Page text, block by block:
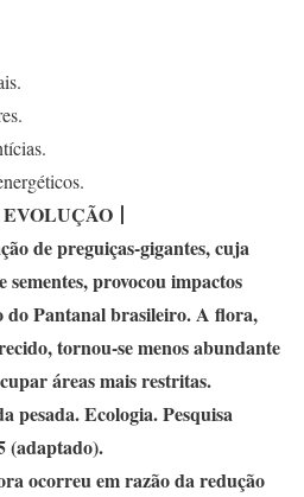
丨
de preguiças-gigantes, cuja
provocou impactos
do Pantanal brasileiro. A flora,
tornou-se menos abundante
áreas mais restritas.
pesada. Ecologia. Pesquisa
(adaptado).
ocorreu em razão da redução